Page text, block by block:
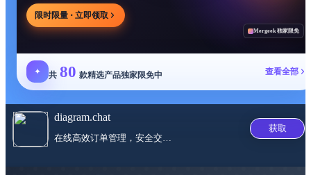
限时限量 · 立即领取
Mergeek 独家限免
✦ 共 80 款精选产品独家限免中 查看全部
diagram.chat
在线高效订单管理，安全交易无忧
获取